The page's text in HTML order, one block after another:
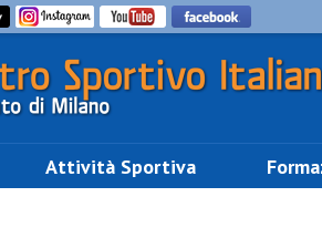
Attività Sportiva